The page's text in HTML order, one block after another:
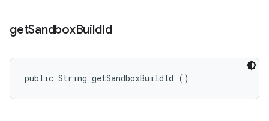
getSandboxBuildId
public String getSandboxBuildId ()